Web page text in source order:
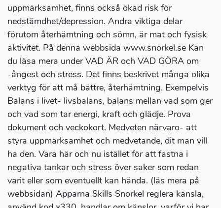
uppmärksamhet, finns också ökad risk för
nedstämdhet/depression. Andra viktiga delar
förutom återhämtning och sömn, är mat och fysisk
aktivitet. På denna webbsida www.snorkel.se Kan
du läsa mera under VAD ÄR och VAD GÖRA om
-ångest och stress. Det finns beskrivet många olika
verktyg för att må bättre, återhämtning. Exempelvis
Balans i livet- livsbalans, balans mellan vad som ger
och vad som tar energi, kraft och glädje. Prova
dokument och veckokort. Medveten närvaro- att
styra uppmärksamhet och medvetande, dit man vill
ha den. Vara här och nu istället för att fastna i
negativa tankar och stress över saker som redan
varit eller som eventuellt kan hända. (läs mera på
webbsidan) Apparna Skills Snorkel reglera känsla,